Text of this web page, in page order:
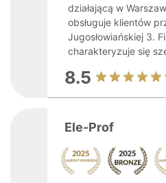
działającą w
obsługuje klientów
Jugosłowiańskiej 3.
charakteryzuje się
8.5
Ele-Prof